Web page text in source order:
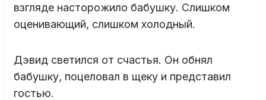
взгляде насторожило бабушку. Слишком
оценивающий, слишком холодный.
Дэвид светился от счастья. Он обнял
бабушку, поцеловал в щеку и представил
гостью.